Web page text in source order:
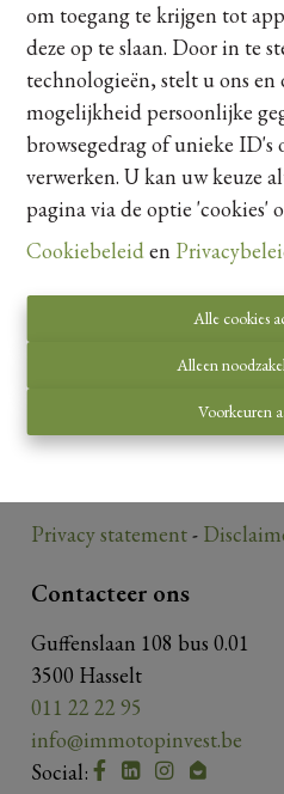
om toegang te krijgen tot
deze op te slaan. Door in te
technologieën, stelt u ons
mogelijkheid persoonlijke
browsegedrag of unieke ID's
verwerken. U kan uw keuze
pagina via de optie 'cookies'
Cookiebeleiden
Alle cookies
Alleen
Voorkeuren
Te koop
Toezichthoudende
Luxemburgstraat 16 B te
Privacy statement-
Contacteer ons
Guffenslaan 108 bus 0.01
3500 Hasselt
011 22 22 95
info@immotopinvest.be
Social: